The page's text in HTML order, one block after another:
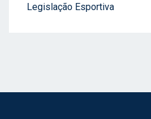
Legislação Esportiva